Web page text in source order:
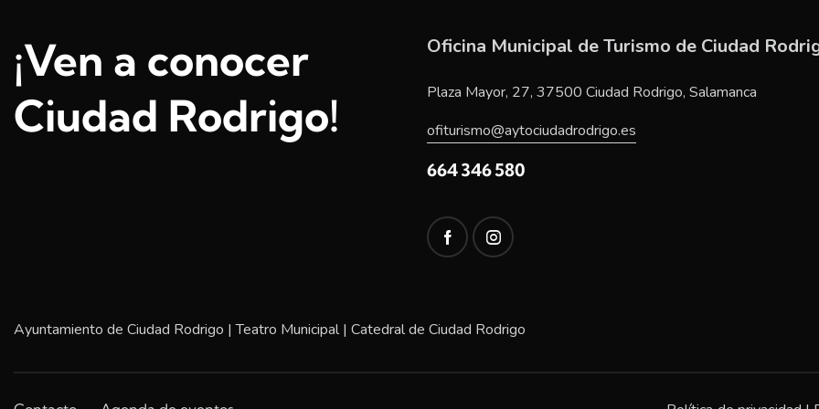
¡Ven a conocer
Ciudad Rodrigo!
Oficina Municipal de Turismo de Ciudad
Plaza Mayor, 27, 37500 Ciudad Rodrigo, Salamanca
ofiturismo@aytociudadrodrigo.es
664 346 580
Ayuntamiento de Ciudad Rodrigo |Teatro Municipal| Catedral de Ciudad Rodrigo